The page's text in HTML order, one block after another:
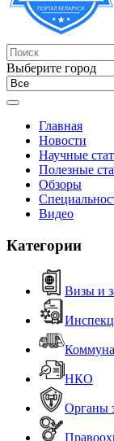
Выберите город
Главная
Новости
Научные
Полезные
Обзоры
Видео
Категории
Визы и
НКО
Органы